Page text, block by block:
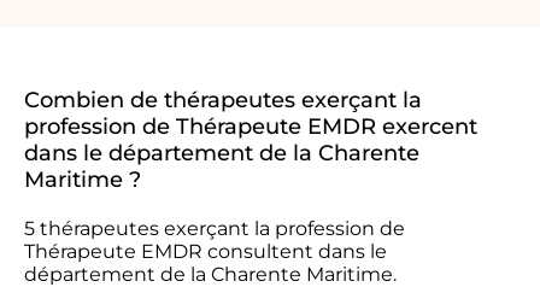
Combien de thérapeutes exerçant la
profession de Thérapeute EMDR exercent
dans le département de la Charente
Maritime ?
5 thérapeutes exerçant la profession de
Thérapeute EMDR consultent dans le
département de la Charente Maritime.